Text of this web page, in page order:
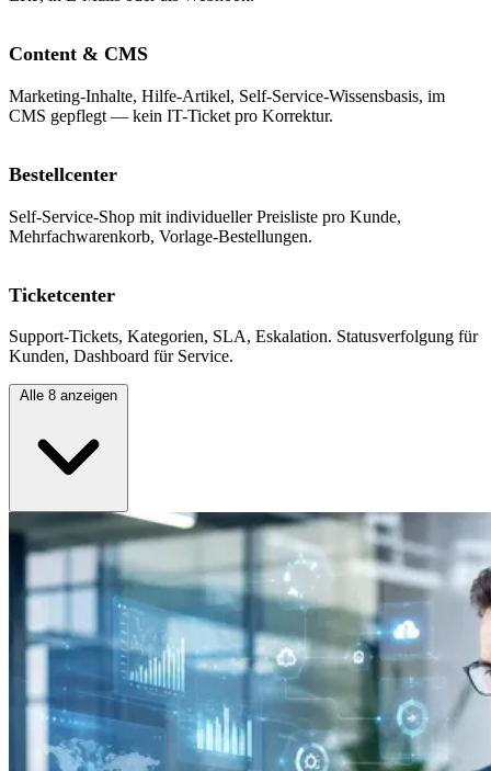
Content & CMS
Marketing-Inhalte, Hilfe-Artikel, Self-Service-Wissensbasis, im
CMS gepflegt — kein IT-Ticket pro Korrektur.
Bestellcenter
Self-Service-Shop mit individueller Preisliste pro Kunde,
Mehrfachwarenkorb, Vorlage-Bestellungen.
Ticketcenter
Support-Tickets, Kategorien, SLA, Eskalation. Statusverfolgung für
Kunden, Dashboard für Service.
Alle 8 anzeigen